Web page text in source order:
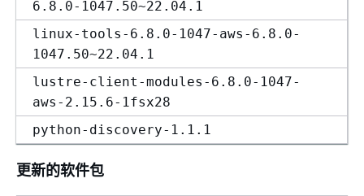
6.8.0-1047.50~22.04.1
linux-tools-6.8.0-1047-aws-6.8.0-
1047.50~22.04.1
lustre-client-modules-6.8.0-1047-
aws-2.15.6-1fsx28
python-discovery-1.1.1
更新的软件包